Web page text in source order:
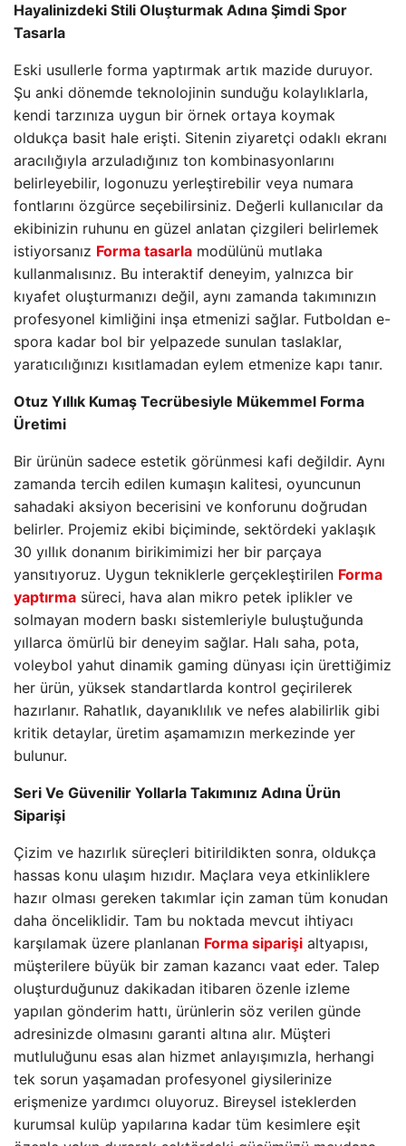
Hayalinizdeki Stili Oluşturmak Adına Şimdi Spor
Tasarla
Eski usullerle forma yaptırmak artık mazide duruyor.
Şu anki dönemde teknolojinin sunduğu kolaylıklarla,
kendi tarzınıza uygun bir örnek ortaya koymak
oldukça basit hale erişti. Sitenin ziyaretçi odaklı ekranı
aracılığıyla arzuladığınız ton kombinasyonlarını
belirleyebilir, logonuzu yerleştirebilir veya numara
fontlarını özgürce seçebilirsiniz. Değerli kullanıcılar da
ekibinizin ruhunu en güzel anlatan çizgileri belirlemek
istiyorsanız Forma tasarla modülünü mutlaka
kullanmalısınız. Bu interaktif deneyim, yalnızca bir
kıyafet oluşturmanızı değil, aynı zamanda takımınızın
profesyonel kimliğini inşa etmenizi sağlar. Futboldan e-
spora kadar bol bir yelpazede sunulan taslaklar,
yaratıcılığınızı kısıtlamadan eylem etmenize kapı tanır.
Otuz Yıllık Kumaş Tecrübesiyle Mükemmel Forma
Üretimi
Bir ürünün sadece estetik görünmesi kafi değildir. Aynı
zamanda tercih edilen kumaşın kalitesi, oyuncunun
sahadaki aksiyon becerisini ve konforunu doğrudan
belirler. Projemiz ekibi biçiminde, sektördeki yaklaşık
30 yıllık donanım birikimimizi her bir parçaya
yansıtıyoruz. Uygun tekniklerle gerçekleştirilen Forma
yaptırma süreci, hava alan mikro petek iplikler ve
solmayan modern baskı sistemleriyle buluştuğunda
yıllarca ömürlü bir deneyim sağlar. Halı saha, pota,
voleybol yahut dinamik gaming dünyası için ürettiğimiz
her ürün, yüksek standartlarda kontrol geçirilerek
hazırlanır. Rahatlık, dayanıklılık ve nefes alabilirlik gibi
kritik detaylar, üretim aşamamızın merkezinde yer
bulunur.
Seri Ve Güvenilir Yollarla Takımınız Adına Ürün
Siparişi
Çizim ve hazırlık süreçleri bitirildikten sonra, oldukça
hassas konu ulaşım hızıdır. Maçlara veya etkinliklere
hazır olması gereken takımlar için zaman tüm konudan
daha önceliklidir. Tam bu noktada mevcut ihtiyacı
karşılamak üzere planlanan Forma siparişi altyapısı,
müşterilere büyük bir zaman kazancı vaat eder. Talep
oluşturduğunuz dakikadan itibaren özenle izleme
yapılan gönderim hattı, ürünlerin söz verilen günde
adresinizde olmasını garanti altına alır. Müşteri
mutluluğunu esas alan hizmet anlayışımızla, herhangi
tek sorun yaşamadan profesyonel giysilerinize
erişmenize yardımcı oluyoruz. Bireysel isteklerden
kurumsal kulüp yapılarına kadar tüm kesimlere eşit